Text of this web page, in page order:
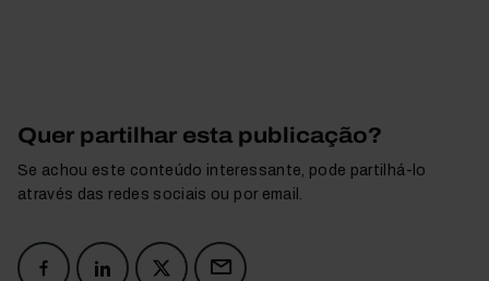
Quer partilhar esta publicação?
Se achou este conteúdo interessante, pode partilhá-lo
através das redes sociais ou por email.